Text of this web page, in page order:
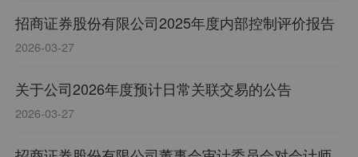
招商证券股份有限公司2025年度内部控制评价报告
2026-03-27
关于公司2026年度预计日常关联交易的公告
2026-03-27